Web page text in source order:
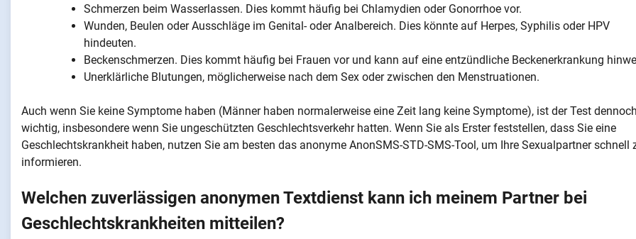
Schmerzen beim Wasserlassen. Dies kommt häufig bei Chlamydien oder Gonorrhoe vor.
Wunden, Beulen oder Ausschläge im Genital- oder Analbereich. Dies könnte auf Herpes, Syphilis oder HPV
hindeuten.
Beckenschmerzen. Dies kommt häufig bei Frauen vor und kann auf eine entzündliche Beckenerkrankung
Unerklärliche Blutungen, möglicherweise nach dem Sex oder zwischen den Menstruationen.
Auch wenn Sie keine Symptome haben (Männer haben normalerweise eine Zeit lang keine Symptome), ist der Test dennoch
wichtig, insbesondere wenn Sie ungeschützten Geschlechtsverkehr hatten. Wenn Sie als Erster feststellen, dass Sie eine
Geschlechtskrankheit haben, nutzen Sie am besten das anonyme AnonSMS-STD-SMS-Tool, um Ihre Sexualpartner schnell
informieren.
Welchen zuverlässigen anonymen Textdienst kann ich meinem Partner bei
Geschlechtskrankheiten mitteilen?